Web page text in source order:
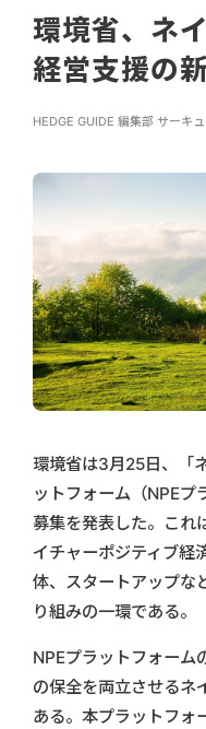
環境省、ネ
経営支援の
HEDGE GUIDE 編集部 サーキ
環境省は3月25日、「
ットフォーム（NPEプ
募集を発表した。これ
イチャーポジティブ経
体、スタートアップな
り組みの一環である。
NPEプラットフォーム
の保全を両立させるネ
ある。本プラットフォ